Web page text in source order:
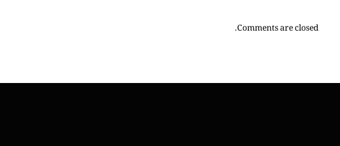
Comments are closed.